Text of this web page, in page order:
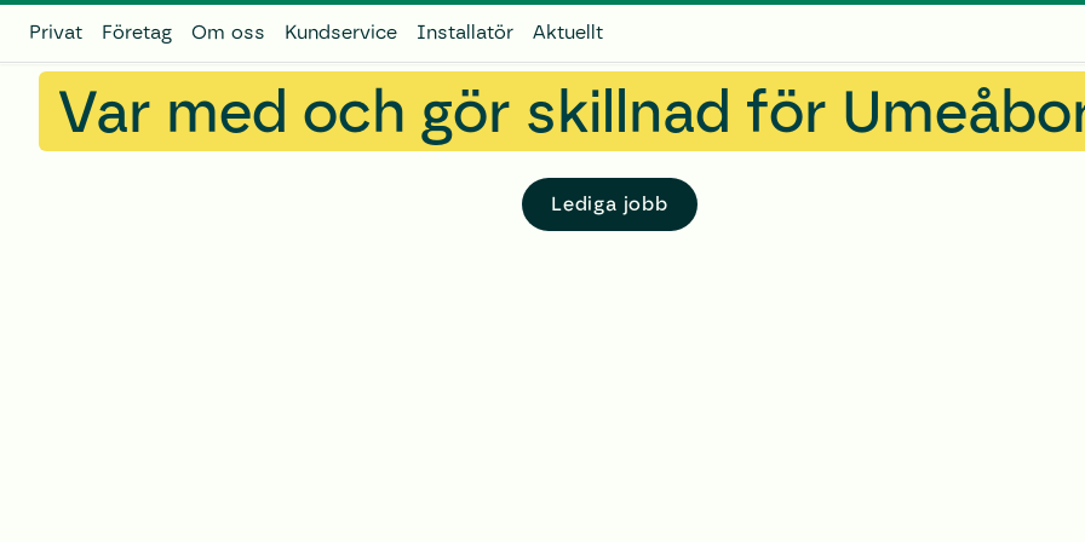
Privat Företag Om oss Kundservice Installatör Aktuellt
Pausa
Var med och gör skillnad för
Lediga jobb